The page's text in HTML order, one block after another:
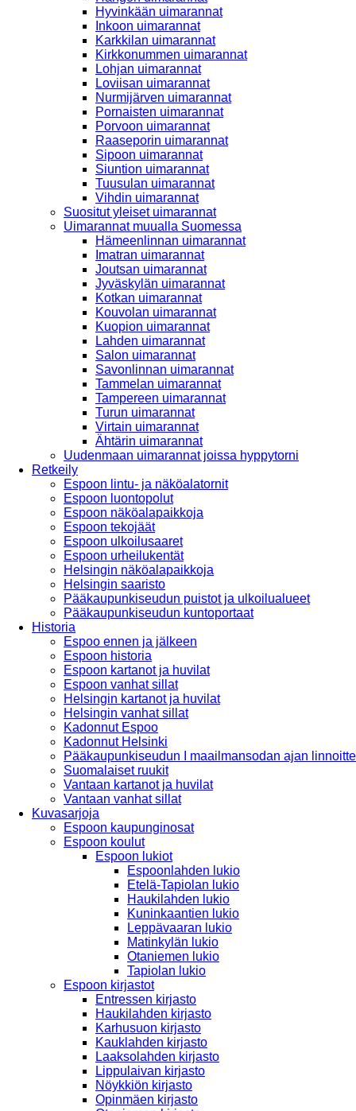
Hyvinkään uimarannat
Inkoon uimarannat
Karkkilan uimarannat
Kirkkonummen uimarannat
Lohjan uimarannat
Loviisan uimarannat
Nurmijärven uimarannat
Pornaisten uimarannat
Porvoon uimarannat
Raaseporin uimarannat
Sipoon uimarannat
Siuntion uimarannat
Tuusulan uimarannat
Vihdin uimarannat
Suositut yleiset uimarannat
Uimarannat muualla Suomessa
Hämeenlinnan uimarannat
Imatran uimarannat
Joutsan uimarannat
Jyväskylän uimarannat
Kotkan uimarannat
Kouvolan uimarannat
Kuopion uimarannat
Lahden uimarannat
Salon uimarannat
Savonlinnan uimarannat
Tammelan uimarannat
Tampereen uimarannat
Turun uimarannat
Virtain uimarannat
Ähtärin uimarannat
Uudenmaan uimarannat joissa hyppytorni
Retkeily
Espoon lintu- ja näköalatornit
Espoon luontopolut
Espoon näköalapaikkoja
Espoon tekojäät
Espoon ulkoilusaaret
Espoon urheilukentät
Helsingin näköalapaikkoja
Helsingin saaristo
Pääkaupunkiseudun puistot ja ulkoilualueet
Pääkaupunkiseudun kuntoportaat
Historia
Espoo ennen ja jälkeen
Espoon historia
Espoon kartanot ja huvilat
Espoon vanhat sillat
Helsingin kartanot ja huvilat
Helsingin vanhat sillat
Kadonnut Espoo
Kadonnut Helsinki
Pääkaupunkiseudun I maailmansodan ajan
Suomalaiset ruukit
Vantaan kartanot ja huvilat
Vantaan vanhat sillat
Kuvasarjoja
Espoon kaupunginosat
Espoon koulut
Espoon lukiot
Espoonlahden lukio
Etelä-Tapiolan lukio
Haukilahden lukio
Kuninkaantien lukio
Leppävaaran lukio
Matinkylän lukio
Otaniemen lukio
Tapiolan lukio
Espoon kirjastot
Entressen kirjasto
Haukilahden kirjasto
Karhusuon kirjasto
Kauklahden kirjasto
Laaksolahden kirjasto
Lippulaivan kirjasto
Nöykkiön kirjasto
Opinmäen kirjasto